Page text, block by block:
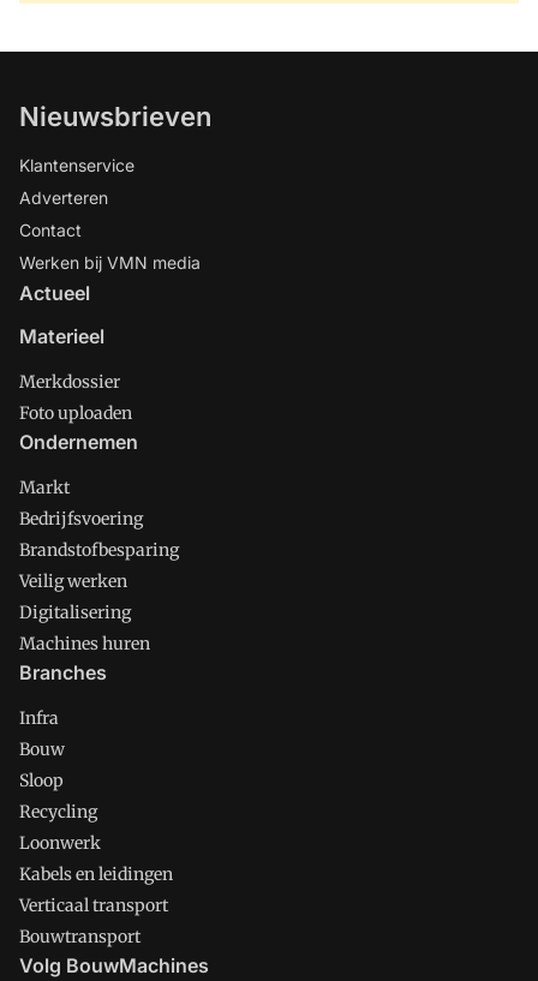
Nieuwsbrieven
Klantenservice
Adverteren
Contact
Werken bij VMN media
Actueel
Materieel
Merkdossier
Foto uploaden
Ondernemen
Markt
Bedrijfsvoering
Brandstofbesparing
Veilig werken
Digitalisering
Machines huren
Branches
Infra
Bouw
Sloop
Recycling
Loonwerk
Kabels en leidingen
Verticaal transport
Bouwtransport
Volg BouwMachines